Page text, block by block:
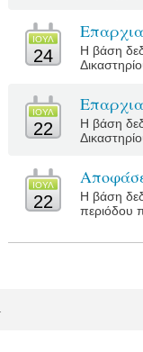
ΙΟΥΛ
24
Η βάση
ΙΟΥΛ
22
Η βάση
ΙΟΥΛ
22
Η βάση
περιόδου